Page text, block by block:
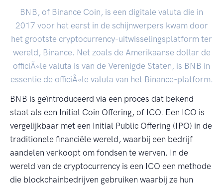
BNB, of Binance Coin, is een digitale valuta die in
2017 voor het eerst in de schijnwerpers kwam door
het grootste cryptocurrency-uitwisselingsplatform ter
wereld, Binance. Net zoals de Amerikaanse dollar de
officiÃ«le valuta is van de Verenigde Staten, is BNB in
essentie de officiÃ«le valuta van het Binance-platform.
BNB is geïntroduceerd via een proces dat bekend
staat als een Initial Coin Offering, of ICO. Een ICO is
vergelijkbaar met een Initial Public Offering (IPO) in de
traditionele financiële wereld, waarbij een bedrijf
aandelen verkoopt om fondsen te werven. In de
wereld van de cryptocurrency is een ICO een methode
die blockchainbedrijven gebruiken waarbij ze hun